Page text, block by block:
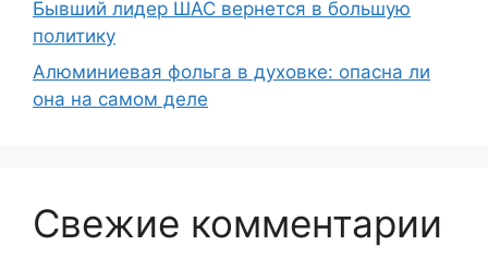
Бывший лидер ШАС вернется в большую
политику
Алюминиевая фольга в духовке: опасна ли
она на самом деле
Свежие комментарии